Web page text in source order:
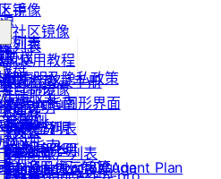
库
设置
挂载
镜像
社区镜像
明
使用教程
远程登录手册
Ubuntu图形界面
装Dify
装Docker
Nvidia驱动和Cuda
列表
列表
自制镜像
列表
列表
享的账户列表
列表
盘
团队
列表
手
端服务
权
取模型列表
议支持说明
与扩展字段说明
Pro
seedance-1-5-pro
入指南
接入指南
南
入指南
中调用优云智算Agent Plan
明
作说明
操作说明
协议
声明及隐私政策
全规则
协议